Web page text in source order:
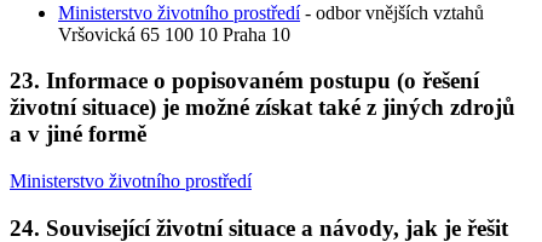
Ministerstvo životního prostředí- odbor vnějších vztahů
Vršovická 65 100 10 Praha 10
23. Informace o popisovaném postupu (o řešení
životní situace) je možné získat také z jiných zdrojů
a v jiné formě
Ministerstvo životního prostředí
24. Související životní situace a návody, jak je řešit